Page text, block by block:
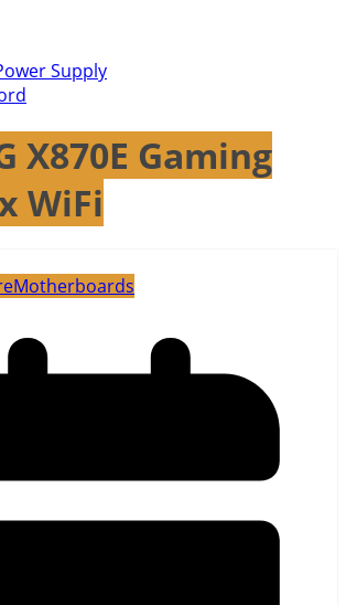
Supply
X870E Gaming
WiFi
Motherboards